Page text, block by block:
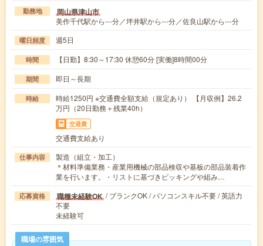
勤務地 岡山県津山市
美作千代駅から---分／坪井駅から---分／佐良山駅から---分
曜日頻度 週5日
時間 【日勤】8:30～17:30 休憩60分 [実働]8時間00分
期間 即日～長期
時給
時給1250円 ※交通費全額支給（規定あり） 【月収例】26.2
万円（20日勤務＋残業40h）
交通費
交通費支給あり
仕事内容
製造（組立・加工）
＊材料準備業務・産業用機械の部品検収や基板の部品装着作
業を行います。・リストに基づきピッキングや組み…
応募資格 職種未経験OK / ブランクOK / パソコンスキル不要 / 英語力
不要
未経験可
職場の雰囲気